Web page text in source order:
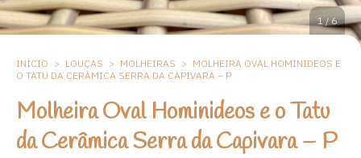
1/6
INÍCIO > LOUÇAS > MOLHEIRAS > MOLHEIRA OVAL HOMINIDEOS E
O TATU DA CERÂMICA SERRA DA CAPIVARA – P
Molheira Oval Hominideos e o Tatu
da Cerâmica Serra da Capivara – P